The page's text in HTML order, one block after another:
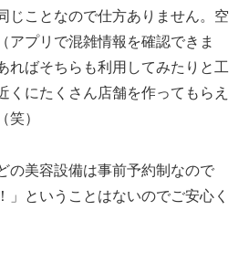
じことなので仕方ありません。空
アプリで混雑情報を確認できま
ればそちらも利用してみたりと工
くにたくさん店舗を作ってもらえ
笑）
の美容設備は事前予約制なので
」ということはないのでご安心く